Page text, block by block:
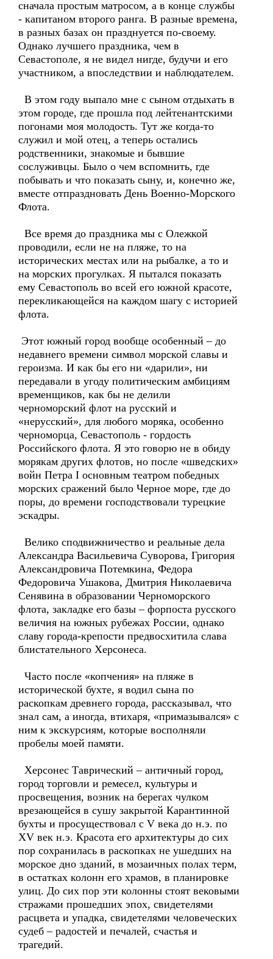
сначала простым матросом, а в конце службы
- капитаном второго ранга. В разные времена,
в разных базах он празднуется по-своему.
Однако лучшего праздника, чем в
Севастополе, я не видел нигде, будучи и его
участником, а впоследствии и наблюдателем.
В этом году выпало мне с сыном отдыхать в
этом городе, где прошла под лейтенантскими
погонами моя молодость. Тут же когда-то
служил и мой отец, а теперь остались
родственники, знакомые и бывшие
сослуживцы. Было о чем вспомнить, где
побывать и что показать сыну, и, конечно же,
вместе отпраздновать День Военно-Морского
Флота.
Все время до праздника мы с Олежкой
проводили, если не на пляже, то на
исторических местах или на рыбалке, а то и
на морских прогулках. Я пытался показать
ему Севастополь во всей его южной красоте,
перекликающейся на каждом шагу с историей
флота.
Этот южный город вообще особенный – до
недавнего времени символ морской славы и
героизма. И как бы его ни «дарили», ни
передавали в угоду политическим амбициям
временщиков, как бы не делили
черноморский флот на русский и
«нерусский», для любого моряка, особенно
черноморца, Севастополь - гордость
Российского флота. Я это говорю не в обиду
морякам других флотов, но после «шведских»
войн Петра I основным театром победных
морских сражений было Черное море, где до
поры, до времени господствовали турецкие
эскадры.
Велико сподвижничество и реальные дела
Александра Васильевича Суворова, Григория
Александровича Потемкина, Федора
Федоровича Ушакова, Дмитрия Николаевича
Сенявина в образовании Черноморского
флота, закладке его базы – форпоста русского
величия на южных рубежах России, однако
славу города-крепости предвосхитила слава
блистательного Херсонеса.
Часто после «копчения» на пляже в
исторической бухте, я водил сына по
раскопкам древнего города, рассказывал, что
знал сам, а иногда, втихаря, «примазывался» с
ним к экскурсиям, которые восполняли
пробелы моей памяти.
Херсонес Таврический – античный город,
город торговли и ремесел, культуры и
просвещения, возник на берегах чулком
врезающейся в сушу закрытой Карантинной
бухты и просуществовал с V века до н.э. по
XV век н.э. Красота его архитектуры до сих
пор сохранилась в раскопках не ушедших на
морское дно зданий, в мозаичных полах терм,
в остатках колонн его храмов, в планировке
улиц. До сих пор эти колонны стоят вековыми
стражами прошедших эпох, свидетелями
расцвета и упадка, свидетелями человеческих
судеб – радостей и печалей, счастья и
трагедий.